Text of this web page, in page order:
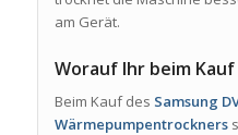
am Gerät.
Worauf Ihr beim
Beim Kauf des Samsung
Wärmepumpentrockners